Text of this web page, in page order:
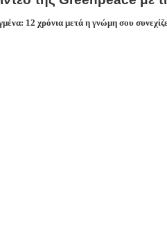
12 χρόνια μετά η γνώμη σου